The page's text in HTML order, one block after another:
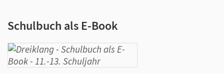
Schulbuch als E-Book